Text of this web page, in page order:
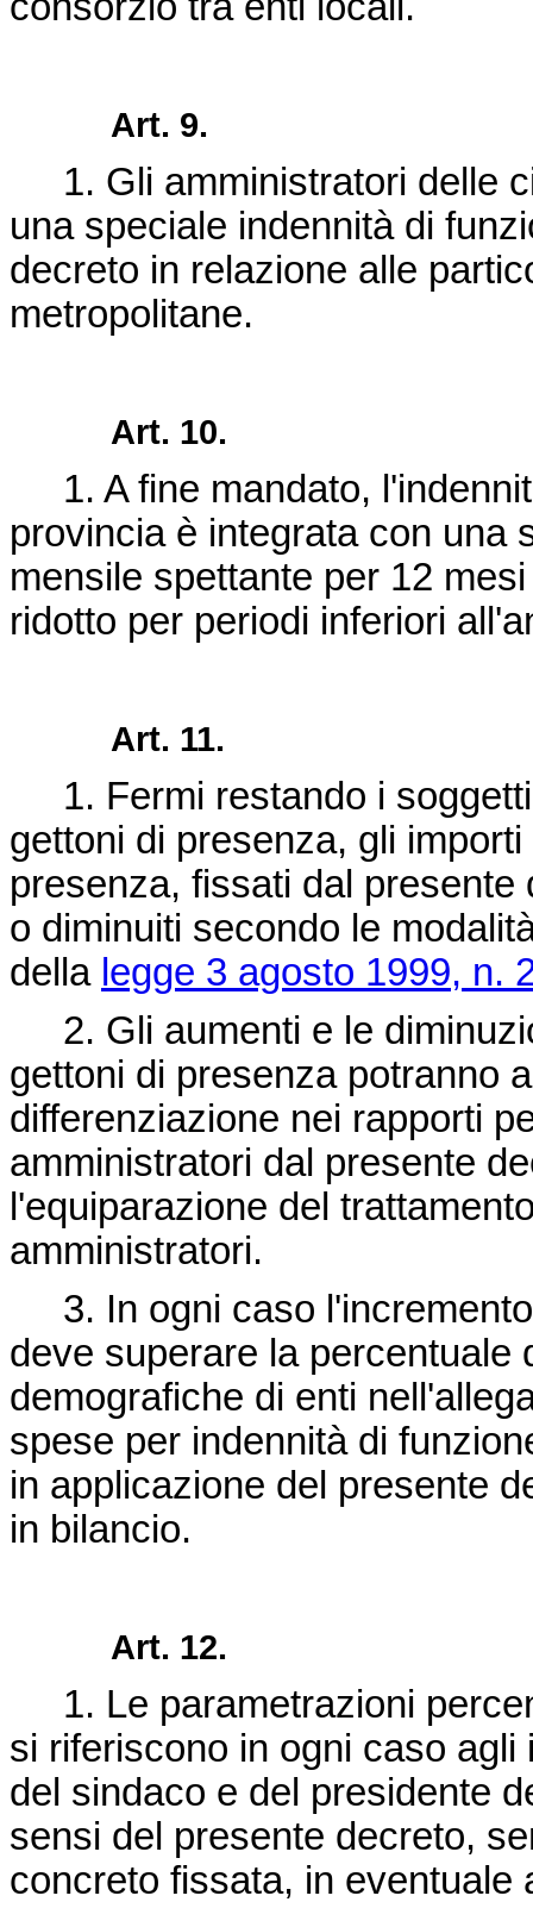
Art. 9.
1. Gli amministratori delle
una speciale indennità di
decreto in relazione alle
metropolitane.
Art. 10.
1. A fine mandato,
provincia è integrata con una
mensile spettante per 12
ridotto per periodi inferiori
Art. 11.
1. Fermi restando i soggetti
gettoni di presenza, gli
presenza, fissati dal
o diminuiti secondo le
della legge 3 agosto 1999, n.
2. Gli aumenti e le
gettoni di presenza potranno
differenziazione nei rapporti
amministratori dal presente
l'equiparazione del
amministratori.
3. In ogni caso
deve superare la percentuale
demografiche di enti
spese per indennità di
in applicazione del presente
in bilancio.
Art. 12.
1. Le parametrazioni
si riferiscono in ogni caso
del sindaco e del presidente
sensi del presente decreto,
concreto fissata, in eventuale